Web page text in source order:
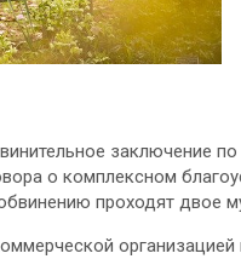
заключение
о комплексном
проходят двое